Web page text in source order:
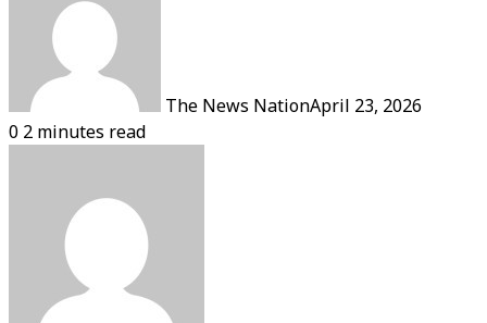
The News NationApril 23, 2026
0 2 minutes read